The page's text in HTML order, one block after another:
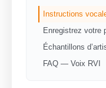
Instructions
Enregistrez votre
Échantillons
FAQ — Voix RVI